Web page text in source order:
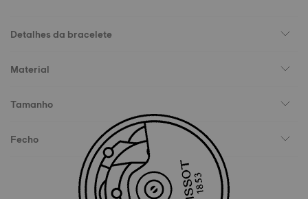
Detalhes da bracelete
Material
Tamanho
Fecho